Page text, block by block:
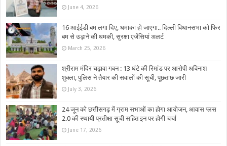
June 4, 2026
16 आईईडी बम लगा दिए, धमाका हो जाएगा.. दिल्ली विधानसभा को फिर
बम से उड़ाने की धमकी, सुरक्षा एजेंसियां अलर्ट
March 25, 2026
श्रीराम मंदिर चढ़ावा गबन : 13 घंटे की रिमांड पर आरोपी अविनाश
शुक्ला, पुलिस ने तैयार की सवालों की सूची, पूछताछ जारी
July 3, 2026
24 जून को छत्तीसगढ़ में ग्राम सभाओं का होगा आयोजन, आवास प्लस
2.0 की स्थायी प्रतीक्षा सूची सहित इन पर होगी चर्चा
June 17, 2026